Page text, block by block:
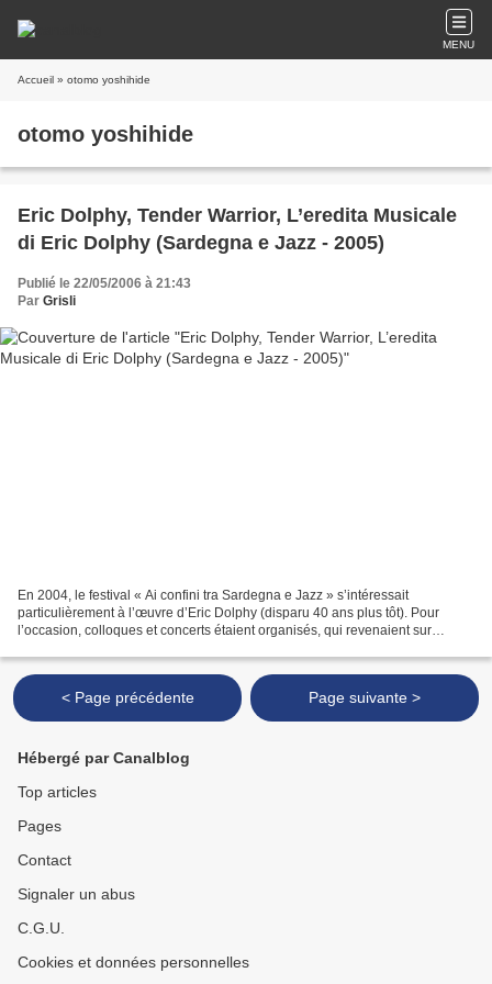
MENU
Accueil » otomo yoshihide
otomo yoshihide
Eric Dolphy, Tender Warrior, L’eredita Musicale
di Eric Dolphy (Sardegna e Jazz - 2005)
Publié le 22/05/2006 à 21:43
Par Grisli
En 2004, le festival « Ai confini tra Sardegna e Jazz » s’intéressait
particulièrement à l’œuvre d’Eric Dolphy (disparu 40 ans plus tôt). Pour
l’occasion, colloques et concerts étaient organisés, qui revenaient sur
< Page précédente Page suivante >
Hébergé par Canalblog
Top articles
Pages
Contact
Signaler un abus
C.G.U.
Cookies et données personnelles